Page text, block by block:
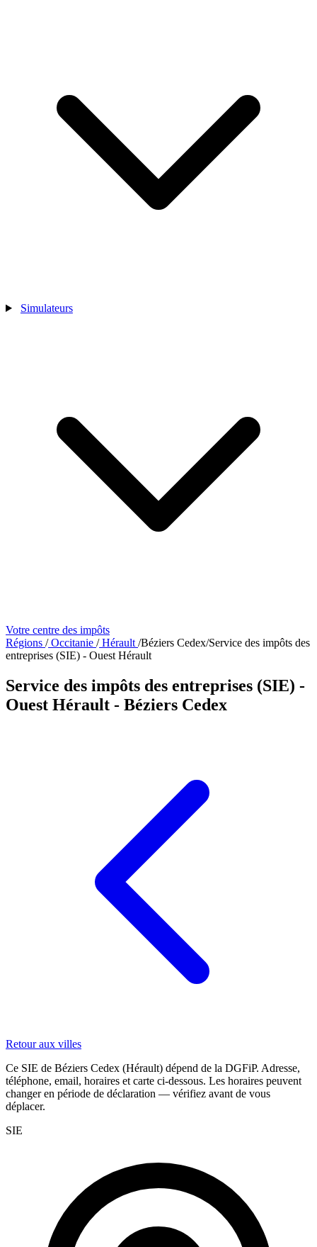
Simulateurs
Votre centre des impôts
Régions /Occitanie /Hérault /Béziers Cedex/Service des impôts des
entreprises (SIE) - Ouest Hérault
Service des impôts des entreprises (SIE) -
Ouest Hérault - Béziers Cedex
Retour aux villes
Ce SIE de Béziers Cedex (Hérault) dépend de la DGFiP. Adresse,
téléphone, email, horaires et carte ci-dessous. Les horaires peuvent
changer en période de déclaration — vérifiez avant de vous
déplacer.
SIE